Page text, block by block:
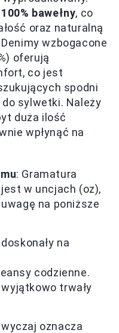
100% bawełny, co
oraz naturalną
wzbogacone
oferują
co jest
spodni
sylwetki. Należy
duża ilość
wpłynąć na
: Gramatura
w uncjach (oz),
na poniższe
na
codzienne.
wyjątkowo trwały
oznacza